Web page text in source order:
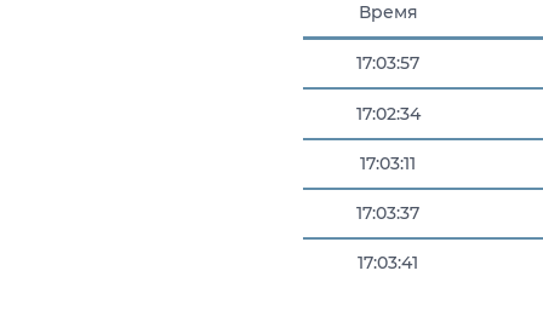
Время
17:03:57
17:02:34
17:03:11
17:03:37
17:03:41